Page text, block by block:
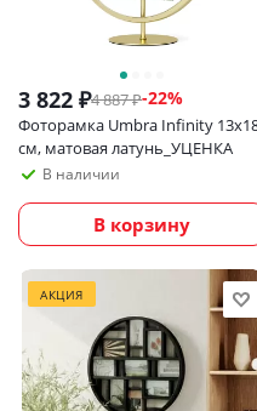
3 822 ₽4 887₽-22%
Фоторамка Umbra Infinity
см, матовая латунь_УЦЕНКА
В наличии
В корзину
АКЦИЯ